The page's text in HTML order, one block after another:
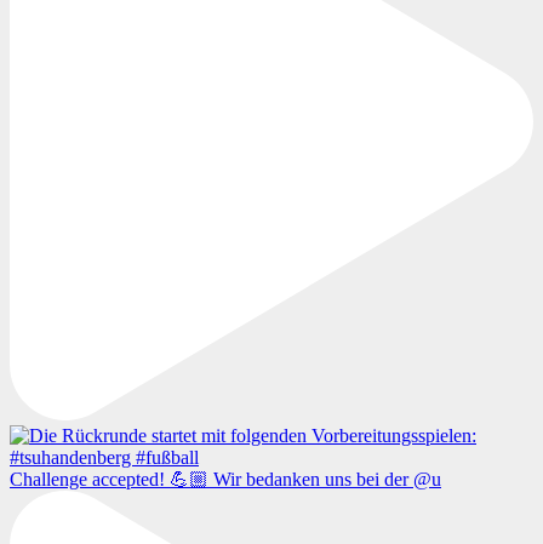
Challenge accepted! 💪🏼 Wir bedanken uns bei der @u